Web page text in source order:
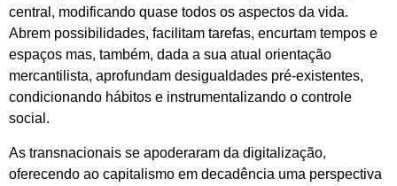
central, modificando quase todos os aspectos da vida.
Abrem possibilidades, facilitam tarefas, encurtam tempos e
espaços mas, também, dada a sua atual orientação
mercantilista, aprofundam desigualdades pré-existentes,
condicionando hábitos e instrumentalizando o controle
social.
As transnacionais se apoderaram da digitalização,
oferecendo ao capitalismo em decadência uma perspectiva